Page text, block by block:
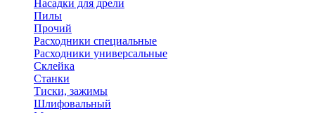
Насадки для дрели
Пилы
Прочий
Расходники специальные
Расходники универсальные
Склейка
Станки
Тиски, зажимы
Шлифовальный